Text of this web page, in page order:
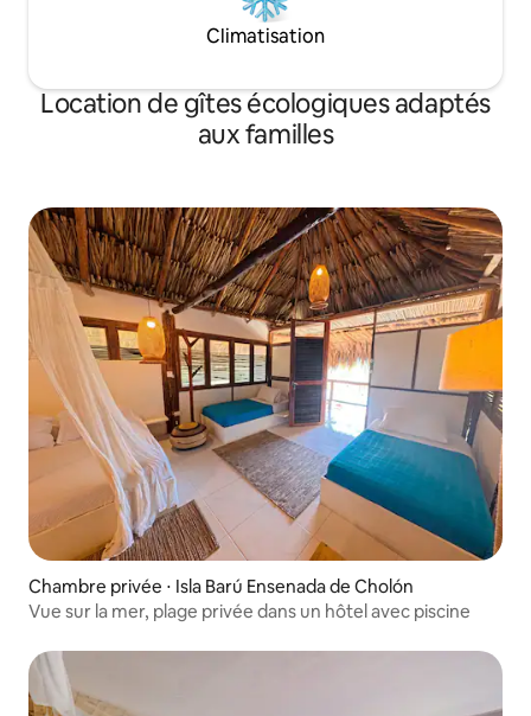
Climatisation
Location de gîtes écologiques adaptés
aux familles
Chambre privée ⋅ Isla Barú Ensenada de Cholón
Vue sur la mer, plage privée dans un hôtel avec piscine